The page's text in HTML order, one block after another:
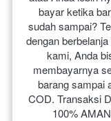
bayar ketika
sudah sampai?
dengan
kami, Anda
membayarnya
barang sampai
COD. Transaksi
100%